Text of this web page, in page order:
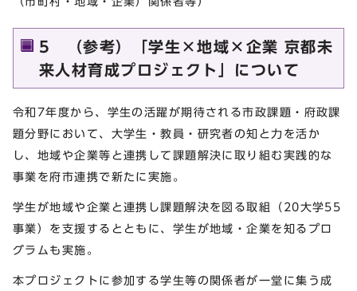
5 （参考）「学生×地域×企業 京都未
来人材育成プロジェクト」について
令和7年度から、学生の活躍が期待される市政課題・府政課
題分野において、大学生・教員・研究者の知と力を活か
し、地域や企業等と連携して課題解決に取り組む実践的な
事業を府市連携で新たに実施。
学生が地域や企業と連携し課題解決を図る取組（20大学55
事業）を支援するとともに、学生が地域・企業を知るプロ
グラムも実施。
本プロジェクトに参加する学生等の関係者が一堂に集う成